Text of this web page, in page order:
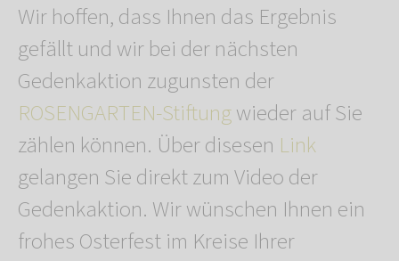
Wir hoffen, dass Ihnen das Ergebnis
gefällt und wir bei der nächsten
Gedenkaktion zugunsten der
ROSENGARTEN-Stiftungwieder auf Sie
zählen können. Über disesen Link
gelangen Sie direkt zum Video der
Gedenkaktion. Wir wünschen Ihnen ein
frohes Osterfest im Kreise Ihrer